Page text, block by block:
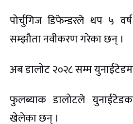
पोर्चुगिज डिफेन्डरले थप ५
सम्झौता नवीकरण गरेका छन् ।
अब डालोट २०२८ सम्म
फुलब्याक डालोटले
खेलेका छन् ।